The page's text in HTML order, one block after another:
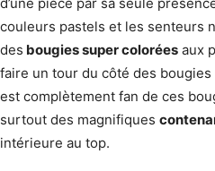
couleurs pastels et les senteurs
des bougies super colorées aux
faire un tour du côté des bougies
est complètement fan de ces
surtout des magnifiques
intérieure au top.